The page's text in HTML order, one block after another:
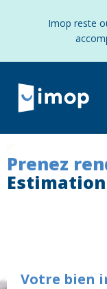
Imop reste
Prenez
Votre bien